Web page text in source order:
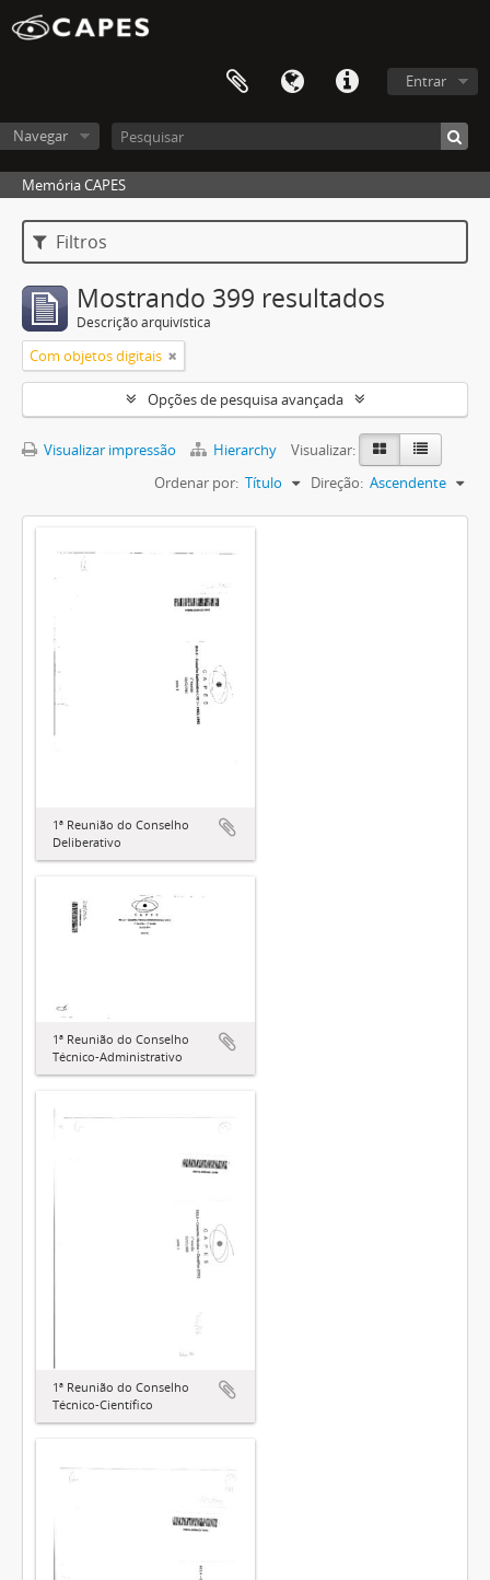
Entrar
Navegar
Memória CAPES
Filtros
Mostrando 399 resultados
Descrição arquivística
Com objetos digitais
Opções de pesquisa avançada
Visualizar impressão Hierarchy
Visualizar:
Ordenar por: Título Direção: Ascendente
1ª Reunião do Conselho
Deliberativo
1ª Reunião do Conselho
Técnico-Administrativo
1ª Reunião do Conselho
Técnico-Científico